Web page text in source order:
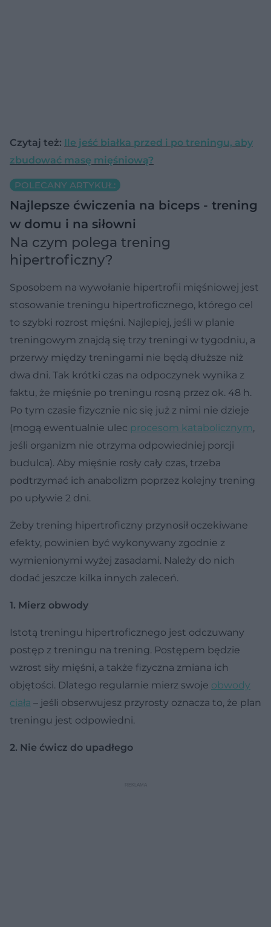
Czytaj też: Ile jeść białka przed i po treningu, aby
zbudować masę mięśniową?
POLECANY ARTYKUŁ:
Najlepsze ćwiczenia na biceps - trening
w domu i na siłowni
Na czym polega trening
hipertroficzny?
Sposobem na wywołanie hipertrofii mięśniowej jest
stosowanie treningu hipertroficznego, którego cel
to szybki rozrost mięśni. Najlepiej, jeśli w planie
treningowym znajdą się trzy treningi w tygodniu, a
przerwy między treningami nie będą dłuższe niż
dwa dni. Tak krótki czas na odpoczynek wynika z
faktu, że mięśnie po treningu rosną przez ok. 48 h.
Po tym czasie fizycznie nic się już z nimi nie dzieje
(mogą ewentualnie ulec procesom katabolicznym,
jeśli organizm nie otrzyma odpowiedniej porcji
budulca). Aby mięśnie rosły cały czas, trzeba
podtrzymać ich anabolizm poprzez kolejny trening
po upływie 2 dni.
Żeby trening hipertroficzny przynosił oczekiwane
efekty, powinien być wykonywany zgodnie z
wymienionymi wyżej zasadami. Należy do nich
dodać jeszcze kilka innych zaleceń.
1. Mierz obwody
Istotą treningu hipertroficznego jest odczuwany
postęp z treningu na trening. Postępem będzie
wzrost siły mięśni, a także fizyczna zmiana ich
objętości. Dlatego regularnie mierz swoje obwody
ciała – jeśli obserwujesz przyrosty oznacza to, że plan
treningu jest odpowiedni.
2. Nie ćwicz do upadłego